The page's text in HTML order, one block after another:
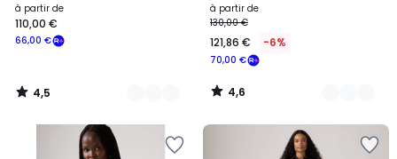
Prix
à
partir
110,00
€
à partir de
66,00 €
110,00 €
4,5
/
à partir de
70,00 €
130,00 €
121,86 € -6%
4,6
/